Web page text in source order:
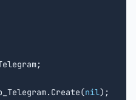
nil);